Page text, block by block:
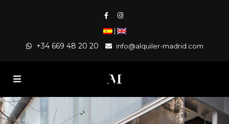
|
+34 669 48 20 20 info@alquiler-madrid.com